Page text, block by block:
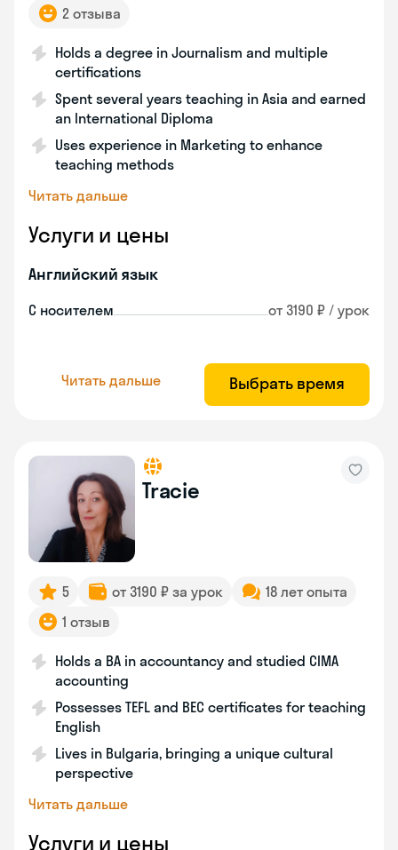
2 отзыва
Holds a degree in Journalism and multiple
certifications
Spent several years teaching in Asia and earned
an International Diploma
Uses experience in Marketing to enhance
teaching methods
Читать дальше
Услуги и цены
Английский язык
С носителем от 3190 ₽ / урок
Читать дальше Выбрать время
Tracie
5 от 3190 ₽ за урок
18 лет опыта
1 отзыв
Holds a BA in accountancy and studied CIMA
accounting
Possesses TEFL and BEC certificates for teaching
English
Lives in Bulgaria, bringing a unique cultural
perspective
Читать дальше
Услуги и цены